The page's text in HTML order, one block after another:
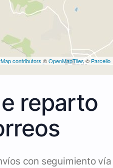
contributors ©OpenMapTiles © Parcello
reparto
con seguimiento vía